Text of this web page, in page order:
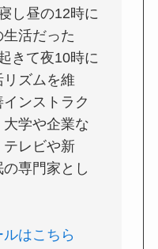
し昼の12時に
活だった
きて夜10時に
ズムを維
ンストラク
学や企業な
テレビや新
専門家とし
はこちら